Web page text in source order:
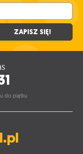
ZAPISZ SIĘ!
do piątku